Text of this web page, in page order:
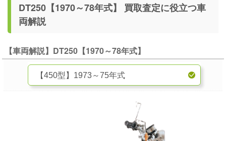
DT250【1970～78年式】 買取査定に役立つ車
両解説
【車両解説】DT250【1970～78年式】